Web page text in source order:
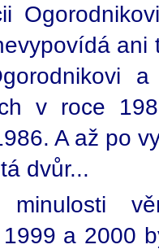
v roce
A až po
dvůr...
a 2000